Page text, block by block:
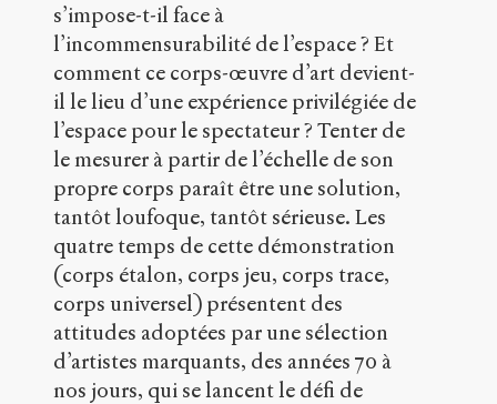
l’espace..
2017.
public.
s’impose-t-il face à
l’incommensurabilité de l’espace ? Et
comment ce corps-œuvre d’art devient-
il le lieu d’une expérience privilégiée de
l’espace pour le spectateur ? Tenter de
le mesurer à partir de l’échelle de son
propre corps paraît être une solution,
tantôt loufoque, tantôt sérieuse. Les
quatre temps de cette démonstration
(corps étalon, corps jeu, corps trace,
corps universel) présentent des
attitudes adoptées par une sélection
d’artistes marquants, des années 70 à
nos jours, qui se lancent le défi de